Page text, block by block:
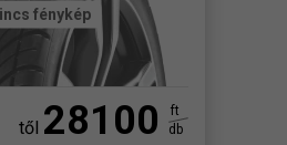
fénykép
től 28100
ft
db